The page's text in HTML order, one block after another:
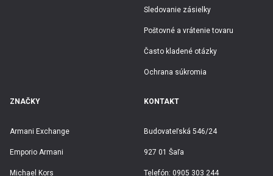
Lesklá čierna
-
Acetát
Sledovanie zásielky
Poštovné a vrátenie tovaru
Často kladené otázky
Ochrana súkromia
ZNAČKY
Armani Exchange
Emporio Armani
Michael Kors
KONTAKT
Budovateľská 546/24
927 01 Šaľa
Telefón: 0905 303 244